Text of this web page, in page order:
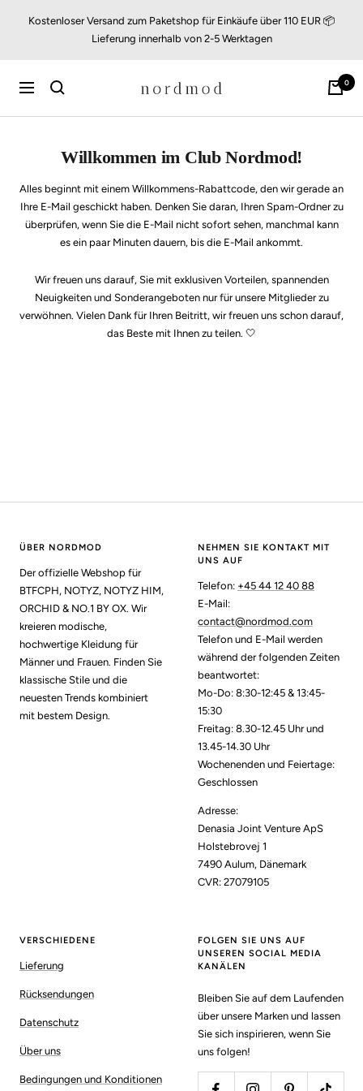
Kostenloser Versand zum Paketshop für Einkäufe über 110 EUR 📦
Lieferung innerhalb von 2-5 Werktagen
Navigation nordmod 0
Willkommen im Club Nordmod!
Alles beginnt mit einem Willkommens-Rabattcode, den wir gerade an
Ihre E-Mail geschickt haben. Denken Sie daran, Ihren Spam-Ordner zu
überprüfen, wenn Sie die E-Mail nicht sofort sehen, manchmal kann
es ein paar Minuten dauern, bis die E-Mail ankommt.
Wir freuen uns darauf, Sie mit exklusiven Vorteilen, spannenden
Neuigkeiten und Sonderangeboten nur für unsere Mitglieder zu
verwöhnen. Vielen Dank für Ihren Beitritt, wir freuen uns schon darauf,
das Beste mit Ihnen zu teilen. 🤍
ÜBER NORDMOD
Der offizielle Webshop für
BTFCPH, NOTYZ, NOTYZ HIM,
ORCHID & NO.1 BY OX. Wir
kreieren modische,
hochwertige Kleidung für
Männer und Frauen. Finden Sie
klassische Stile und die
neuesten Trends kombiniert
mit bestem Design.
NEHMEN SIE KONTAKT MIT
UNS AUF
Telefon: +45 44 12 40 88
E-Mail:
contact@nordmod.com
Telefon und E-Mail werden
während der folgenden Zeiten
beantwortet:
Mo-Do: 8:30-12:45 & 13:45-
15:30
Freitag: 8.30-12.45 Uhr und
13.45-14.30 Uhr
Wochenenden und Feiertage:
Geschlossen
Adresse:
Denasia Joint Venture ApS
Holstebrovej 1
7490 Aulum, Dänemark
CVR: 27079105
VERSCHIEDENE
Lieferung
Rücksendungen
Datenschutz
Über uns
Bedingungen und Konditionen
FOLGEN SIE UNS AUF
UNSEREN SOCIAL MEDIA
KANÄLEN
Bleiben Sie auf dem Laufenden
über unsere Marken und lassen
Sie sich inspirieren, wenn Sie
uns folgen!